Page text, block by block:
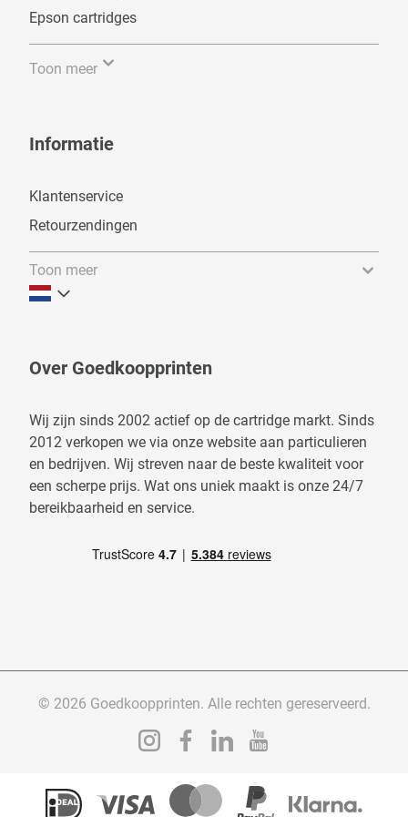
Epson cartridges
Toon meer
Informatie
Klantenservice
Retourzendingen
Toon meer
Over Goedkoopprinten
Wij zijn sinds 2002 actief op de cartridge markt. Sinds
2012 verkopen we via onze website aan particulieren
en bedrijven. Wij streven naar de beste kwaliteit voor
een scherpe prijs. Wat ons uniek maakt is onze 24/7
bereikbaarheid en service.
© 2026 Goedkoopprinten. Alle rechten gereserveerd.